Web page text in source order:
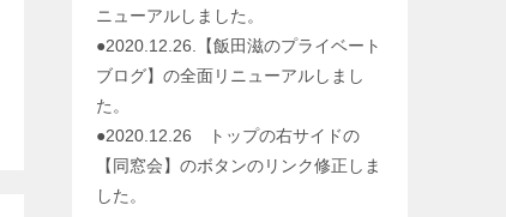
ニューアルしました。
●2020.12.26.【飯田滋のプライベート
ブログ】の全面リニューアルしまし
た。
●2020.12.26 トップの右サイドの
【同窓会】のボタンのリンク修正しま
した。